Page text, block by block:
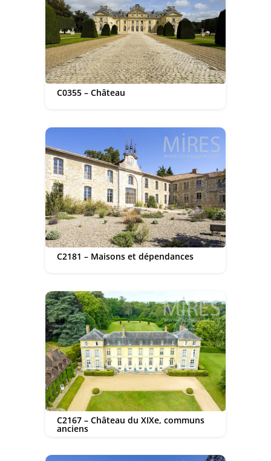
C0355 – Château
C2181 – Maisons et dépendances
C2167 – Château du XIXe, communs
anciens